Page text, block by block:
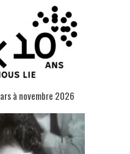
à novembre 2026